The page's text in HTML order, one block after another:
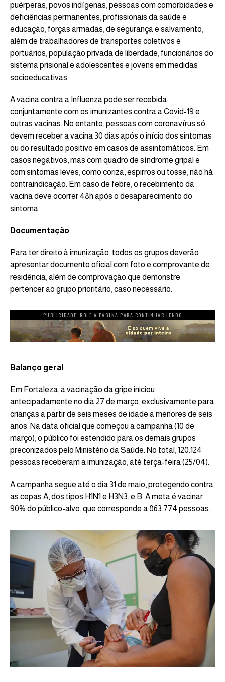
puérperas, povos indígenas, pessoas com comorbidades e
deficiências permanentes, profissionais da saúde e
educação, forças armadas, de segurança e salvamento,
além de trabalhadores de transportes coletivos e
portuários, população privada de liberdade, funcionários do
sistema prisional e adolescentes e jovens em medidas
socioeducativas
A vacina contra a Influenza pode ser recebida
conjuntamente com os imunizantes contra a Covid-19 e
outras vacinas. No entanto, pessoas com coronavírus só
devem receber a vacina 30 dias após o início dos sintomas
ou do resultado positivo em casos de assintomáticos. Em
casos negativos, mas com quadro de síndrome gripal e
com sintomas leves, como coriza, espirros ou tosse, não há
contraindicação. Em caso de febre, o recebimento da
vacina deve ocorrer 48h após o desaparecimento do
sintoma.
Documentação
Para ter direito à imunização, todos os grupos deverão
apresentar documento oficial com foto e comprovante de
residência, além de comprovação que demonstre
pertencer ao grupo prioritário, caso necessário.
PUBLICIDADE. ROLE A PÁGINA PARA CONTINUAR LENDO
Balanço geral
Em Fortaleza, a vacinação da gripe iniciou
antecipadamente no dia 27 de março, exclusivamente para
crianças a partir de seis meses de idade a menores de seis
anos. Na data oficial que começou a campanha (10 de
março), o público foi estendido para os demais grupos
preconizados pelo Ministério da Saúde. No total, 120.124
pessoas receberam a imunização, até terça-feira (25/04).
A campanha segue até o dia 31 de maio, protegendo contra
as cepas A, dos tipos H1N1 e H3N3, e B. A meta é vacinar
90% do público-alvo, que corresponde a 863.774 pessoas.